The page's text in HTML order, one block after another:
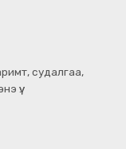
судалгаа,
үү.